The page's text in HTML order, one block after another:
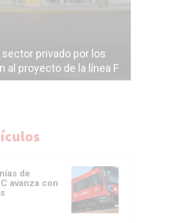
privado por los
al proyecto de la línea F
de
avanza con